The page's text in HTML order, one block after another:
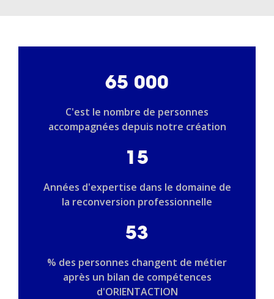
65 000
C'est le nombre de personnes
accompagnées depuis notre création
15
Années d'expertise dans le domaine de
la reconversion professionnelle
53
% des personnes changent de métier
après un bilan de compétences
d'ORIENTACTION